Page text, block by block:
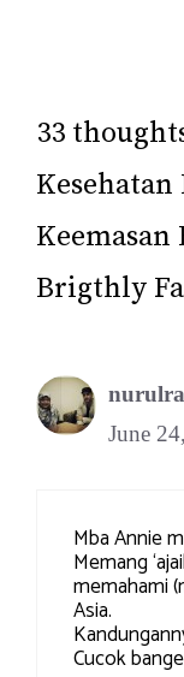
33
Keemasan
Brigthly
June
Mba Annie
Memang
memahami
Asia.
Cucok